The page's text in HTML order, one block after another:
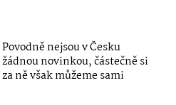
Povodně nejsou v Česku
žádnou novinkou, částečně si
za ně však můžeme sami